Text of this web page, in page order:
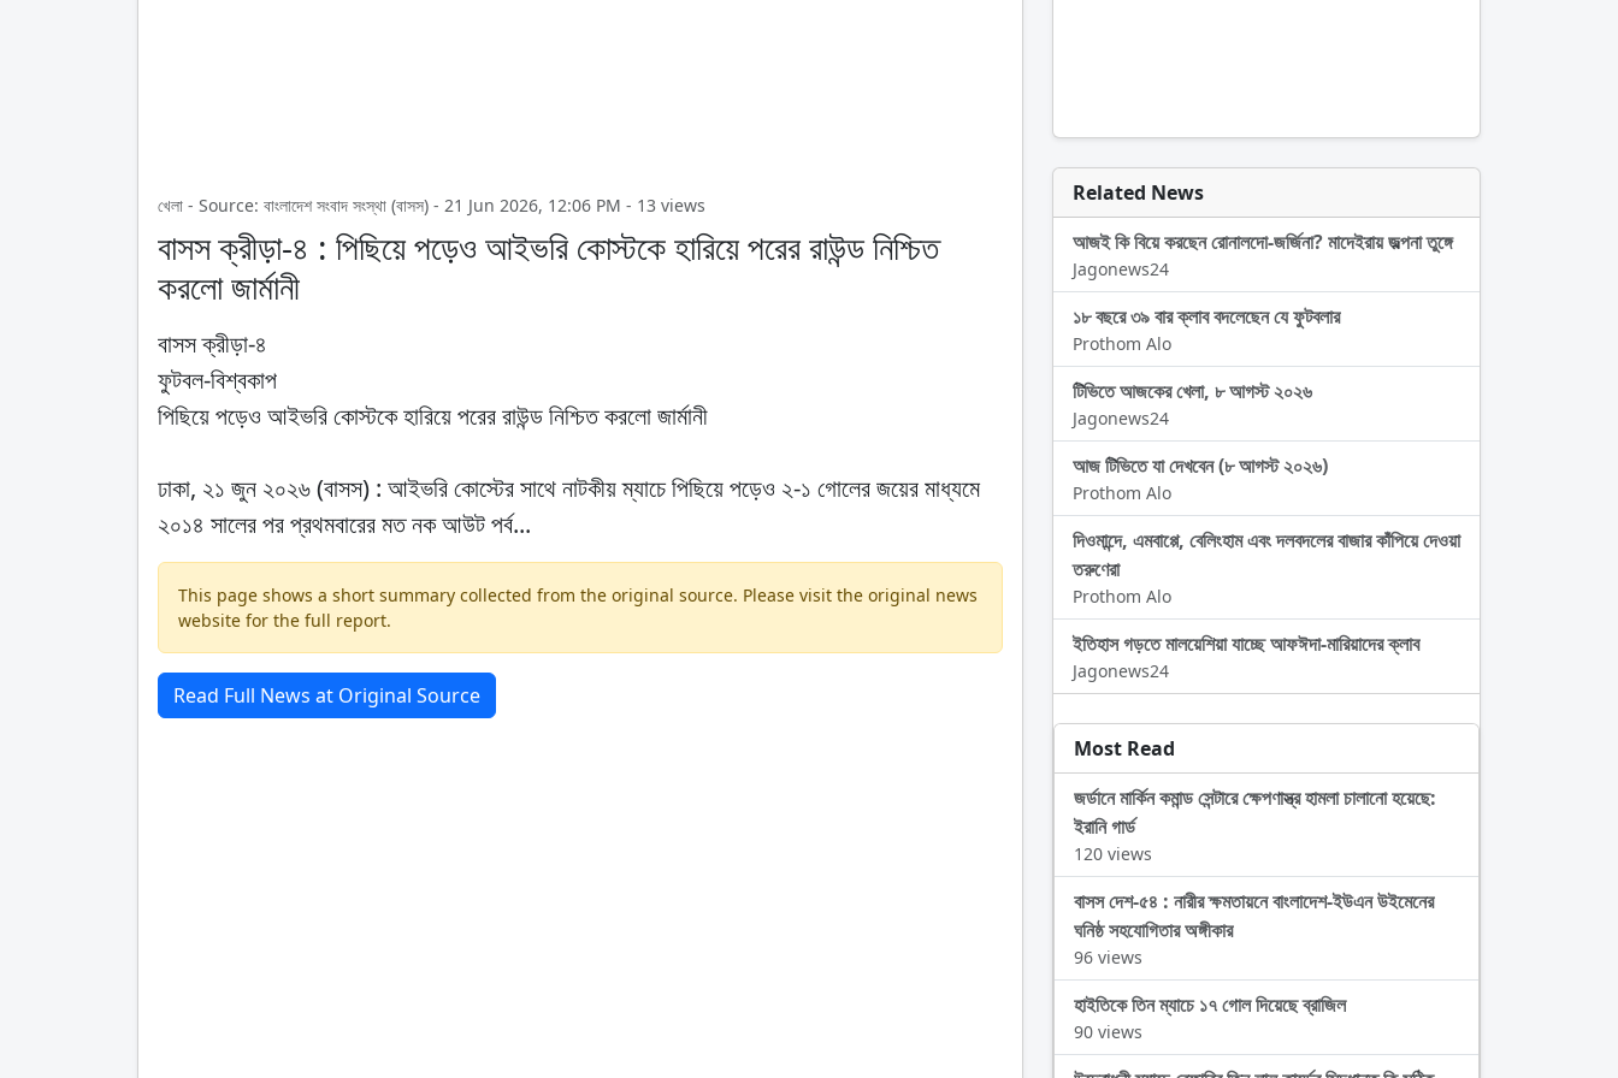
খেলা - Source: বাংলাদেশ সংবাদ সংস্থা (বাসস) - 21 Jun 2026, 12:06 PM - 13 views
বাসস ক্রীড়া-৪ : পিছিয়ে পড়েও আইভরি কোস্টকে হারিয়ে পরের রাউন্ড নিশ্চিত
করলো জার্মানী
বাসস ক্রীড়া-৪
ফুটবল-বিশ্বকাপ
পিছিয়ে পড়েও আইভরি কোস্টকে হারিয়ে পরের রাউন্ড নিশ্চিত করলো জার্মানী
ঢাকা, ২১ জুন ২০২৬ (বাসস) : আইভরি কোস্টের সাথে নাটকীয় ম্যাচে পিছিয়ে পড়েও ২-১ গোলের জয়ের মাধ্যমে
২০১৪ সালের পর প্রথমবারের মত নক আউট পর্ব...
This page shows a short summary collected from the original source. Please visit the original news
website for the full report.
Read Full News at Original Source
Related News
আজই কি বিয়ে করছেন রোনালদো-জর্জিনা? মাদেইরায় জল্পনা তুঙ্গে
Jagonews24
১৮ বছরে ৩৯ বার ক্লাব বদলেছেন যে ফুটবলার
Prothom Alo
টিভিতে আজকের খেলা, ৮ আগস্ট ২০২৬
Jagonews24
আজ টিভিতে যা দেখবেন (৮ আগস্ট ২০২৬)
Prothom Alo
দিওমান্দে, এমবাপ্পে, বেলিংহাম এবং দলবদলের বাজার কাঁপিয়ে দেওয়া
তরুণেরা
Prothom Alo
ইতিহাস গড়তে মালয়েশিয়া যাচ্ছে আফঈদা-মারিয়াদের ক্লাব
Jagonews24
Most Read
জর্ডানে মার্কিন কমান্ড সেন্টারে ক্ষেপণাস্ত্র হামলা চালানো হয়েছে:
ইরানি গার্ড
120 views
বাসস দেশ-৫৪ : নারীর ক্ষমতায়নে বাংলাদেশ-ইউএন উইমেনের
ঘনিষ্ঠ সহযোগিতার অঙ্গীকার
96 views
হাইতিকে তিন ম্যাচে ১৭ গোল দিয়েছে ব্রাজিল
90 views